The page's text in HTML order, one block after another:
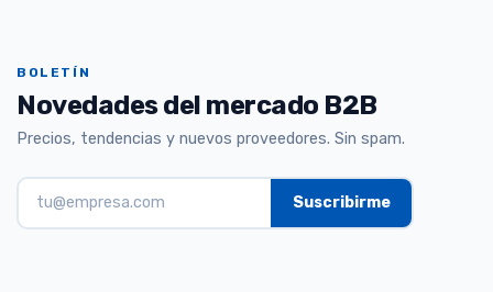
BOLETÍN
Novedades del mercado B2B
Precios, tendencias y nuevos proveedores. Sin spam.